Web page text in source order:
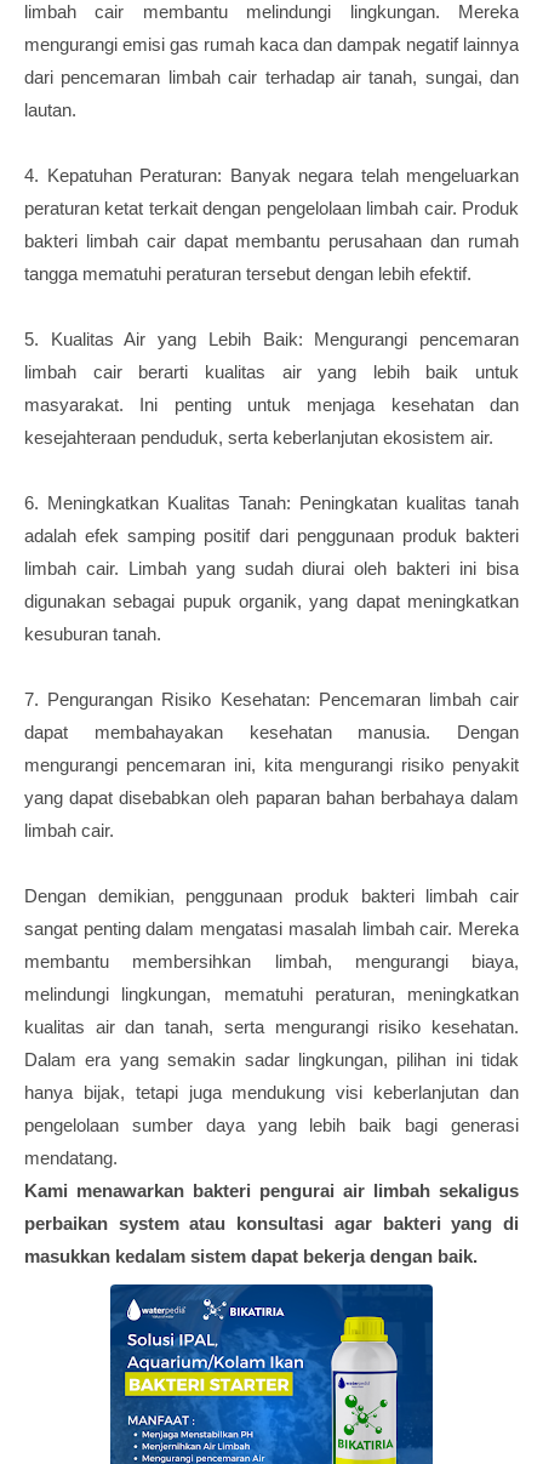
limbah cair membantu melindungi lingkungan. Mereka
mengurangi emisi gas rumah kaca dan dampak negatif lainnya
dari pencemaran limbah cair terhadap air tanah, sungai, dan
lautan.
4. Kepatuhan Peraturan: Banyak negara telah mengeluarkan
peraturan ketat terkait dengan pengelolaan limbah cair. Produk
bakteri limbah cair dapat membantu perusahaan dan rumah
tangga mematuhi peraturan tersebut dengan lebih efektif.
5. Kualitas Air yang Lebih Baik: Mengurangi pencemaran
limbah cair berarti kualitas air yang lebih baik untuk
masyarakat. Ini penting untuk menjaga kesehatan dan
kesejahteraan penduduk, serta keberlanjutan ekosistem air.
6. Meningkatkan Kualitas Tanah: Peningkatan kualitas tanah
adalah efek samping positif dari penggunaan produk bakteri
limbah cair. Limbah yang sudah diurai oleh bakteri ini bisa
digunakan sebagai pupuk organik, yang dapat meningkatkan
kesuburan tanah.
7. Pengurangan Risiko Kesehatan: Pencemaran limbah cair
dapat membahayakan kesehatan manusia. Dengan
mengurangi pencemaran ini, kita mengurangi risiko penyakit
yang dapat disebabkan oleh paparan bahan berbahaya dalam
limbah cair.
Dengan demikian, penggunaan produk bakteri limbah cair
sangat penting dalam mengatasi masalah limbah cair. Mereka
membantu membersihkan limbah, mengurangi biaya,
melindungi lingkungan, mematuhi peraturan, meningkatkan
kualitas air dan tanah, serta mengurangi risiko kesehatan.
Dalam era yang semakin sadar lingkungan, pilihan ini tidak
hanya bijak, tetapi juga mendukung visi keberlanjutan dan
pengelolaan sumber daya yang lebih baik bagi generasi
mendatang.
Kami menawarkan bakteri pengurai air limbah sekaligus
perbaikan system atau konsultasi agar bakteri yang di
masukkan kedalam sistem dapat bekerja dengan baik.